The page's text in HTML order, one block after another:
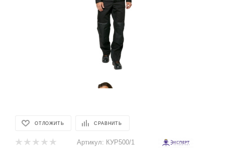
ОТЛОЖИТЬ СРАВНИТЬ
Артикул: КУР500/1